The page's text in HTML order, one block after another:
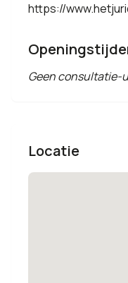
https://
Geen consultatie-
Locatie